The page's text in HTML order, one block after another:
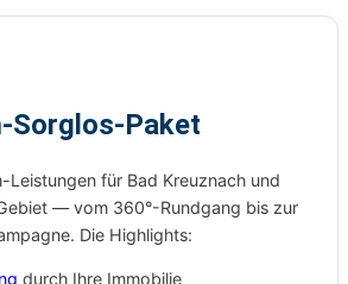
Sorglos-Paket
Leistungen für Bad Kreuznach und
— vom 360°-Rundgang bis zur
Die Highlights:
durch Ihre Immobilie